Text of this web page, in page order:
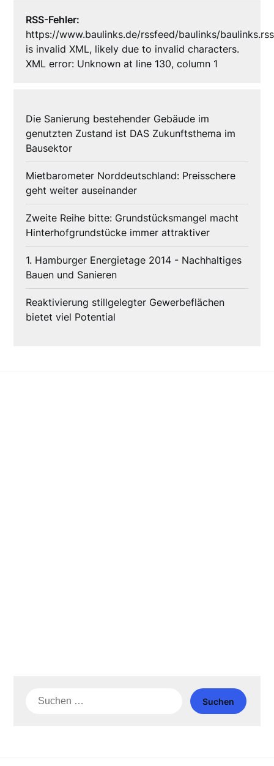
RSS-Fehler:
https://www.baulinks.de/rssfeed/baulinks/baulinks.rss
is invalid XML, likely due to invalid characters.
XML error: Unknown at line 130, column 1
Die Sanierung bestehender Gebäude im
genutzten Zustand ist DAS Zukunftsthema im
Bausektor
Mietbarometer Norddeutschland: Preisschere
geht weiter auseinander
Zweite Reihe bitte: Grundstücksmangel macht
Hinterhofgrundstücke immer attraktiver
1. Hamburger Energietage 2014 - Nachhaltiges
Bauen und Sanieren
Reaktivierung stillgelegter Gewerbeflächen
bietet viel Potential
Suche